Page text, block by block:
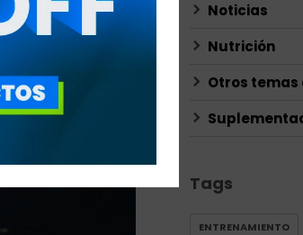
Noticias
Nutrición
Otros
Tags
ENTRENAMIENTO